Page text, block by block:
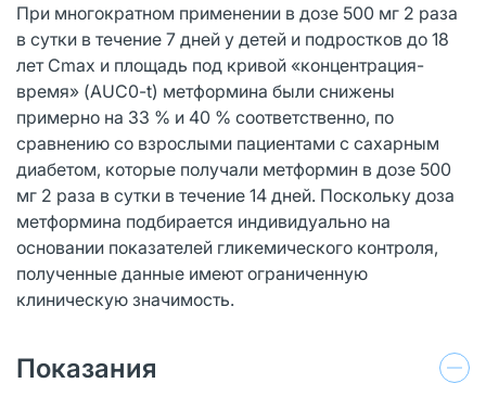
При многократном применении в дозе 500 мг 2 раза
в сутки в течение 7 дней у детей и подростков до 18
лет Cmax и площадь под кривой «концентрация-
время» (AUC0-t) метформина были снижены
примерно на 33 % и 40 % соответственно, по
сравнению со взрослыми пациентами с сахарным
диабетом, которые получали метформин в дозе 500
мг 2 раза в сутки в течение 14 дней. Поскольку доза
метформина подбирается индивидуально на
основании показателей гликемического контроля,
полученные данные имеют ограниченную
клиническую значимость.
Показания